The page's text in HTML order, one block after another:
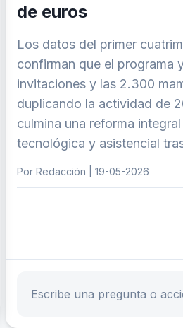
de euros
Los datos del primer
confirman que el programa
invitaciones y las 2.300
duplicando la actividad de
culmina una reforma
tecnológica y asistencial
Por Redacción | 19-05-2026
Escribe tu pregunta